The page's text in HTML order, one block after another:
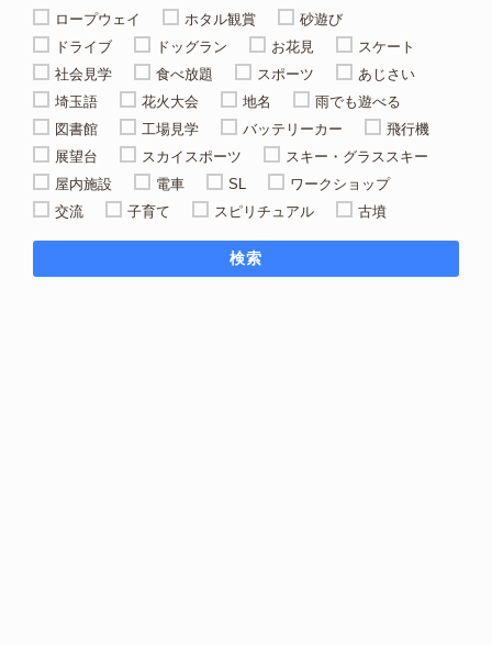
ロープウェイ
ホタル観賞
砂遊び
ドライブ
ドッグラン お花見
スケート
社会見学
食べ放題 スポーツ
あじさい
埼玉語
花火大会 地名
雨でも遊べる
図書館
工場見学 バッテリーカー
飛行機
展望台
スカイスポーツ
スキー・グラススキー
屋内施設
電車 SL
ワークショップ
交流
子育て スピリチュアル 古墳
検索